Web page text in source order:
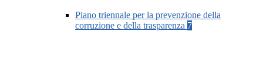
Piano triennale per la prevenzione della
corruzione e della trasparenza 7